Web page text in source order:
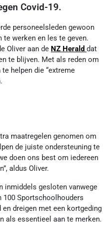
Covid-19.
personeelsleden gewoon
werken en les te geven.
Oliver aan de NZ Herald dat
te blijven. Met als reden om
helpen die “extreme
maatregelen genomen om
de juiste ondersteuning te
doen ons best om iedereen
aldus Oliver.
inmiddels gesloten vanwege
100 Sportschoolhouders
dreigen met een kortgeding
als essentieel aan te merken.